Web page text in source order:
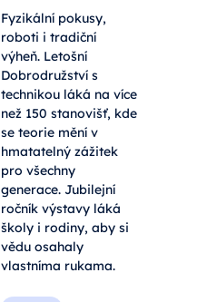
Fyzikální pokusy,
roboti i tradiční
výheň. Letošní
Dobrodružství s
technikou láká na více
než 150 stanovišť, kde
se teorie mění v
hmatatelný zážitek
pro všechny
generace. Jubilejní
ročník výstavy láká
školy i rodiny, aby si
vědu osahaly
vlastníma rukama.